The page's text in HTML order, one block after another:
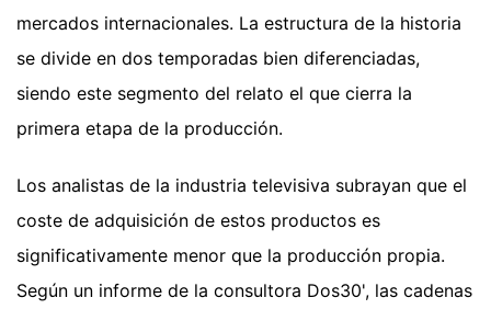
mercados internacionales. La estructura de la historia
se divide en dos temporadas bien diferenciadas,
siendo este segmento del relato el que cierra la
primera etapa de la producción.
Los analistas de la industria televisiva subrayan que el
coste de adquisición de estos productos es
significativamente menor que la producción propia.
Según un informe de la consultora Dos30', las cadenas